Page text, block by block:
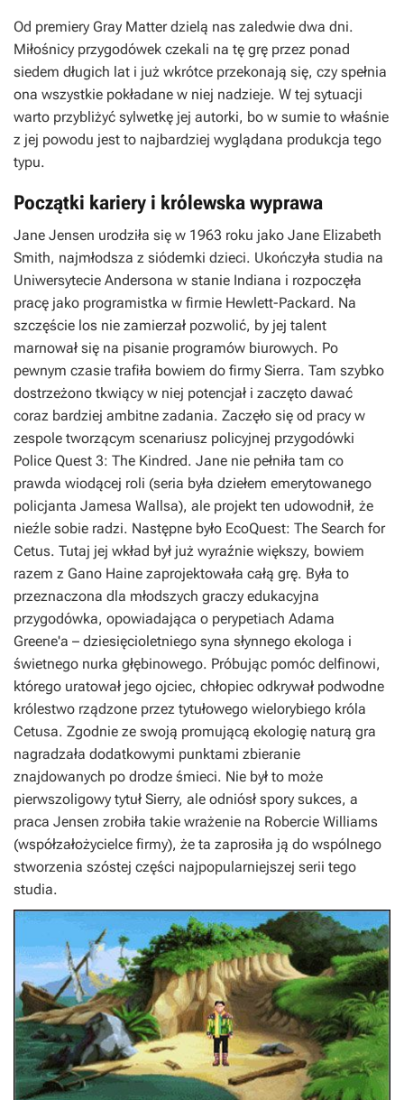
Od premiery Gray Matterdzielą nas zaledwie dwa dni.
Miłośnicy przygodówek czekali na tę grę przez ponad
siedem długich lat i już wkrótce przekonają się, czy spełnia
ona wszystkie pokładane w niej nadzieje. W tej sytuacji
warto przybliżyć sylwetkę jej autorki, bo w sumie to właśnie
z jej powodu jest to najbardziej wyglądana produkcja tego
typu.
Początki kariery i królewska wyprawa
Jane Jensen urodziła się w 1963 roku jako Jane Elizabeth
Smith, najmłodsza z siódemki dzieci. Ukończyła studia na
Uniwersytecie Andersona w stanie Indiana i rozpoczęła
pracę jako programistka w firmie Hewlett-Packard. Na
szczęście los nie zamierzał pozwolić, by jej talent
marnował się na pisanie programów biurowych. Po
pewnym czasie trafiła bowiem do firmy Sierra. Tam szybko
dostrzeżono tkwiący w niej potencjał i zaczęto dawać
coraz bardziej ambitne zadania. Zaczęło się od pracy w
zespole tworzącym scenariusz policyjnej przygodówki
Police Quest 3: The Kindred. Jane nie pełniła tam co
prawda wiodącej roli (seria była dziełem emerytowanego
policjanta Jamesa Wallsa), ale projekt ten udowodnił, że
nieźle sobie radzi. Następne było EcoQuest: The Search for
Cetus. Tutaj jej wkład był już wyraźnie większy, bowiem
razem z Gano Haine zaprojektowała całą grę. Była to
przeznaczona dla młodszych graczy edukacyjna
przygodówka, opowiadająca o perypetiach Adama
Greene'a – dziesięcioletniego syna słynnego ekologa i
świetnego nurka głębinowego. Próbując pomóc delfinowi,
którego uratował jego ojciec, chłopiec odkrywał podwodne
królestwo rządzone przez tytułowego wielorybiego króla
Cetusa. Zgodnie ze swoją promującą ekologię naturą gra
nagradzała dodatkowymi punktami zbieranie
znajdowanych po drodze śmieci. Nie był to może
pierwszoligowy tytuł Sierry, ale odniósł spory sukces, a
praca Jensen zrobiła takie wrażenie na Robercie Williams
(współzałożycielce firmy), że ta zaprosiła ją do wspólnego
stworzenia szóstej części najpopularniejszej serii tego
studia.